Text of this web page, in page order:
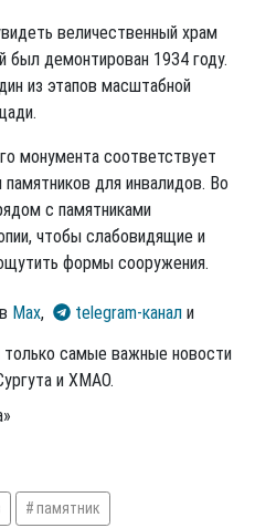
величественный храм
был демонтирован 1934 году.
из этапов масштабной
монумента соответствует
для инвалидов. Во
с памятниками
чтобы слабовидящие и
формы сооружения.
Max, telegram-канал и
только самые важные новости
и ХМАО.
памятник